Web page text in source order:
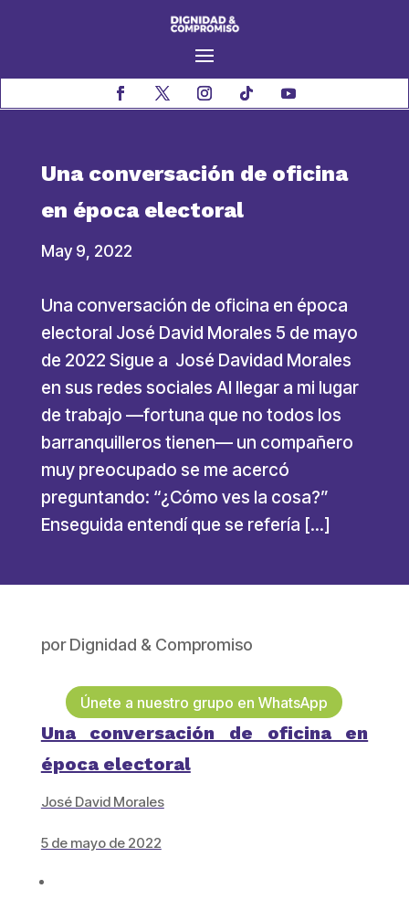
Una conversación de oficina
en época electoral
May 9, 2022
Una conversación de oficina en época
electoral José David Morales 5 de mayo
de 2022 Sigue a José Davidad Morales
en sus redes sociales Al llegar a mi lugar
de trabajo —fortuna que no todos los
barranquilleros tienen— un compañero
muy preocupado se me acercó
preguntando: “¿Cómo ves la cosa?”
Enseguida entendí que se refería […]
porDignidad & Compromiso
Únete a nuestro grupo en WhatsApp
Una conversación de oficina en
época electoral
José David Morales
5 de mayo de 2022